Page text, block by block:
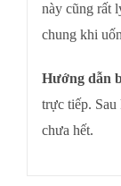
này cũng rất
chung khi
Hướng dẫn
trực tiếp.
chưa hết.